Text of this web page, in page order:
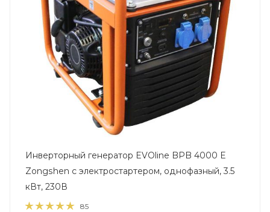
Инверторный генератор EVOline BPB 4000 E
Zongshen с электростартером, однофазный, 3.5
кВт, 230В
85